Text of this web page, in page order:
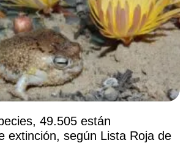
49.505 están
extinción, según Lista Roja de